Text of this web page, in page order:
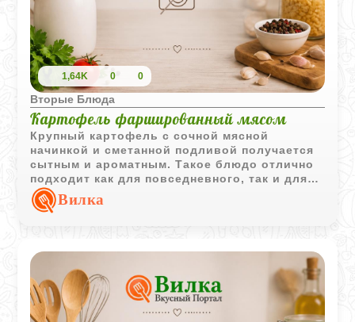
1,64K 0 0
Вторые Блюда
Картофель фаршированный мясом
Крупный картофель с сочной мясной
начинкой и сметанной подливой получается
сытным и ароматным. Такое блюдо отлично
подходит как для повседневного, так и для
праздничного стола.
Вилка